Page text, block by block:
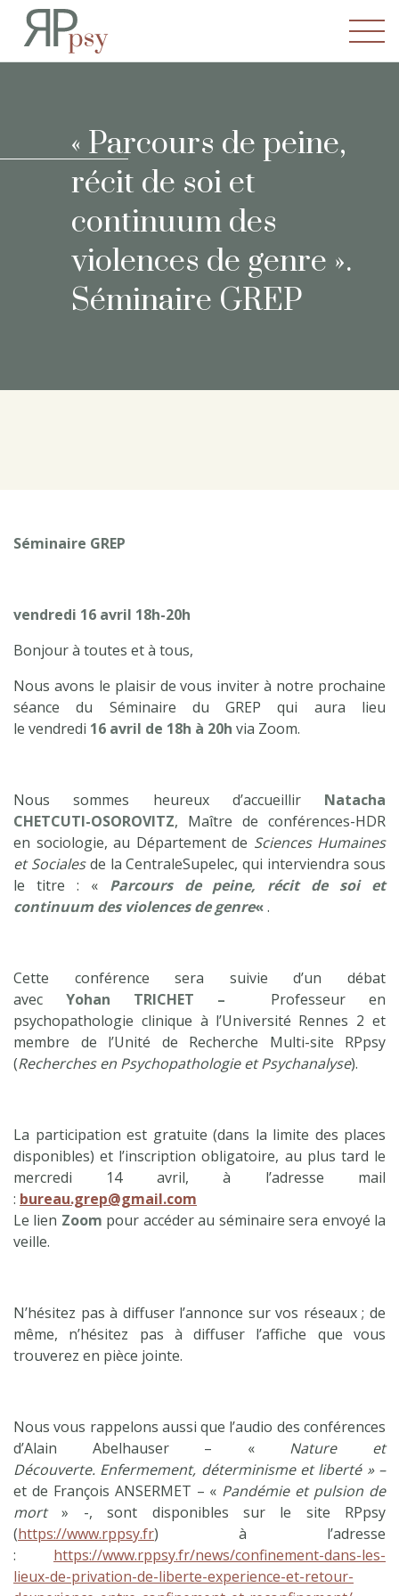
Recherches en
« Parcours de peine,
récit de soi et
continuum des
violences de genre ».
Séminaire GREP
Séminaire GREP
vendredi 16 avril 18h-20h
Bonjour à toutes et à tous,
Nous avons le plaisir de vous inviter à notre prochaine
séance du Séminaire du GREP qui aura lieu
le vendredi 16 avril de 18h à 20h via Zoom.
Nous sommes heureux d’accueillir Natacha
CHETCUTI-OSOROVITZ, Maître de conférences-HDR
en sociologie, au Département de Sciences Humaines
et Socialesde la CentraleSupelec, qui interviendra sous
le titre : « Parcours de peine, récit de soi et
continuum des violences de genre«.
Cette conférence sera suivie d’un débat
avec Yohan TRICHET –
Professeur en
psychopathologie clinique à l’Université Rennes 2 et
membre de l’Unité de Recherche Multi-site RPpsy
(Recherchesen Psychopathologie et Psychanalyse).
La participation est gratuite (dans la limite des places
disponibles) et l’inscription obligatoire, au plus tard le
mercredi 14 avril, à l’adresse mail
: bureau.grep@gmail.com
Le lien Zoom pour accéder au séminaire sera envoyé la
veille.
N’hésitez pas à diffuser l’annonce sur vos réseaux ; de
même, n’hésitez pas à diffuser l’affiche que vous
trouverez en pièce jointe.
Nous vous rappelons aussi que l’audio des conférences
d’Alain Abelhauser – « Nature et
Découverte. Enfermement, déterminisme et liberté» –
et de François ANSERMET – « Pandémie et pulsion de
mort» -, sont disponibles sur le site RPpsy
(https://www.rppsy.fr) à l’adresse
: https://www.rppsy.fr/news/confinement-dans-les-
lieux-de-privation-de-liberte-experience-et-retour-